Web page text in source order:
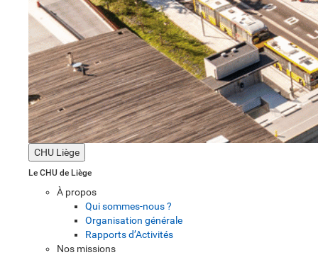
CHU Liège
Le CHU de Liège
À propos
Qui sommes-nous ?
Organisation générale
Rapports d’Activités
Nos missions